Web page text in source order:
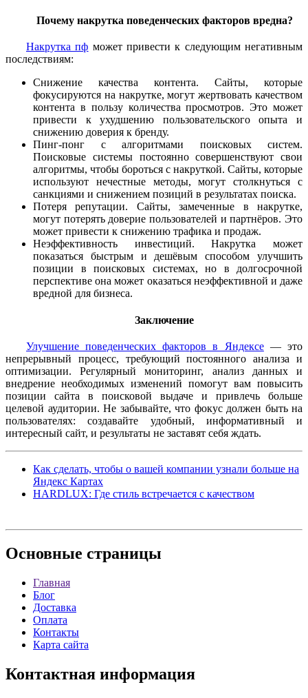
Почему накрутка поведенческих факторов вредна?
Накрутка пф может привести к следующим негативным
последствиям:
Снижение качества контента. Сайты, которые
фокусируются на накрутке, могут жертвовать качеством
контента в пользу количества просмотров. Это может
привести к ухудшению пользовательского опыта и
снижению доверия к бренду.
Пинг-понг с алгоритмами поисковых систем.
Поисковые системы постоянно совершенствуют свои
алгоритмы, чтобы бороться с накруткой. Сайты, которые
используют нечестные методы, могут столкнуться с
санкциями и снижением позиций в результатах поиска.
Потеря репутации. Сайты, замеченные в накрутке,
могут потерять доверие пользователей и партнёров. Это
может привести к снижению трафика и продаж.
Неэффективность инвестиций. Накрутка может
показаться быстрым и дешёвым способом улучшить
позиции в поисковых системах, но в долгосрочной
перспективе она может оказаться неэффективной и даже
вредной для бизнеса.
Заключение
Улучшение поведенческих факторов в Яндексе— это
непрерывный процесс, требующий постоянного анализа и
оптимизации. Регулярный мониторинг, анализ данных и
внедрение необходимых изменений помогут вам повысить
позиции сайта в поисковой выдаче и привлечь больше
целевой аудитории. Не забывайте, что фокус должен быть на
пользователях: создавайте удобный, информативный и
интересный сайт, и результаты не заставят себя ждать.
Как сделать, чтобы о вашей компании узнали больше на
Яндекс Картах
HARDLUX: Где стиль встречается с качеством
Основные страницы
Главная
Блог
Доставка
Оплата
Контакты
Карта сайта
Контактная информация